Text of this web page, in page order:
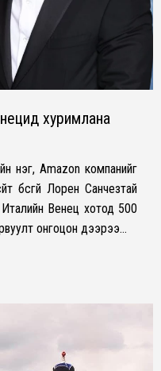
хуримлана
нэг, Amazon компанийг
бүсгүй Лорен Санчезтай
Италийн Венец хотод 500
онгоцон дээрээ…